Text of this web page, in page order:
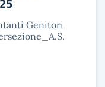
Genitori